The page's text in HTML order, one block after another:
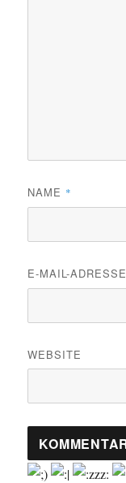
NAME *
E-MAIL-ADRESSE
WEBSITE